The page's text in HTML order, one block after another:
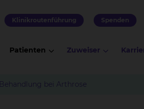
Klinikroutenführung Spenden
Patienten Zuweiser
bei Arthrose